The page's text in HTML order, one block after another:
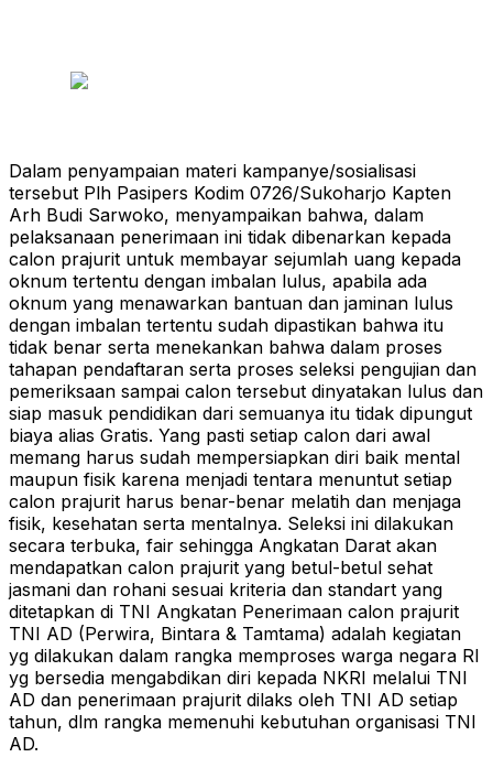
Dalam penyampaian materi kampanye/sosialisasi
tersebut Plh Pasipers Kodim 0726/Sukoharjo Kapten
Arh Budi Sarwoko, menyampaikan bahwa, dalam
pelaksanaan penerimaan ini tidak dibenarkan kepada
calon prajurit untuk membayar sejumlah uang kepada
oknum tertentu dengan imbalan lulus, apabila ada
oknum yang menawarkan bantuan dan jaminan lulus
dengan imbalan tertentu sudah dipastikan bahwa itu
tidak benar serta menekankan bahwa dalam proses
tahapan pendaftaran serta proses seleksi pengujian dan
pemeriksaan sampai calon tersebut dinyatakan lulus dan
siap masuk pendidikan dari semuanya itu tidak dipungut
biaya alias Gratis. Yang pasti setiap calon dari awal
memang harus sudah mempersiapkan diri baik mental
maupun fisik karena menjadi tentara menuntut setiap
calon prajurit harus benar-benar melatih dan menjaga
fisik, kesehatan serta mentalnya. Seleksi ini dilakukan
secara terbuka, fair sehingga Angkatan Darat akan
mendapatkan calon prajurit yang betul-betul sehat
jasmani dan rohani sesuai kriteria dan standart yang
ditetapkan di TNI Angkatan Penerimaan calon prajurit
TNI AD (Perwira, Bintara & Tamtama) adalah kegiatan
yg dilakukan dalam rangka memproses warga negara RI
yg bersedia mengabdikan diri kepada NKRI melalui TNI
AD dan penerimaan prajurit dilaks oleh TNI AD setiap
tahun, dlm rangka memenuhi kebutuhan organisasi TNI
AD.